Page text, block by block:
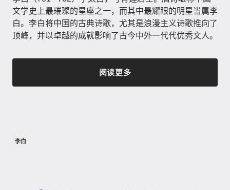
文学史上最璀璨的星座之一，而其中最耀眼的明星当属李
白。李白将中国的古典诗歌，尤其是浪漫主义诗歌推向了
顶峰，并以卓越的成就影响了古今中外一代代优秀文人。
阅读更多
李白